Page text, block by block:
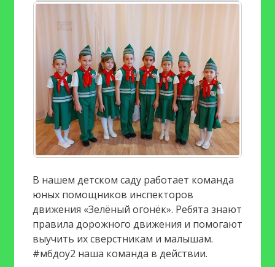
В нашем детском саду работает команда
юных помощников инспекторов
движения «Зелёный огонёк». Ребята знают
правила дорожного движения и помогают
выучить их сверстникам и малышам.
#мбдоу2 наша команда в действии.